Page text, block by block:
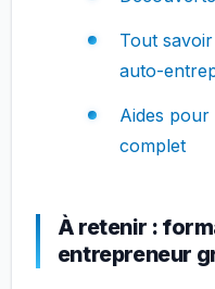
Tout
auto-
Aides
complet
À retenir :
entrepreneur